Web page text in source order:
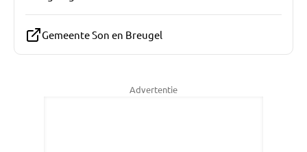
Gemeente Son en Breugel
Advertentie